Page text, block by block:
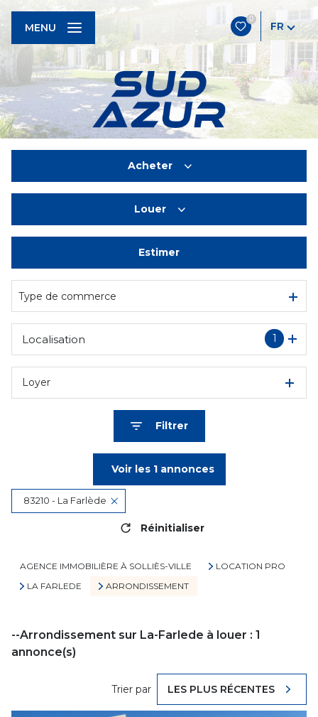
0
FR
MENU
Acheter
Louer
De l'immo pro
Estimer
Type de commerce
1
Localisation
Loyer
Filtrer
Voir les 1annonces
83210 - La Farlède
Réinitialiser
AGENCE IMMOBILIÈRE À SOLLIÈS-VILLE
LOCATION PRO
LA FARLEDE
ARRONDISSEMENT
--Arrondissement sur La-Farlede à louer : 1
annonce(s)
Trier par LES PLUS RÉCENTES